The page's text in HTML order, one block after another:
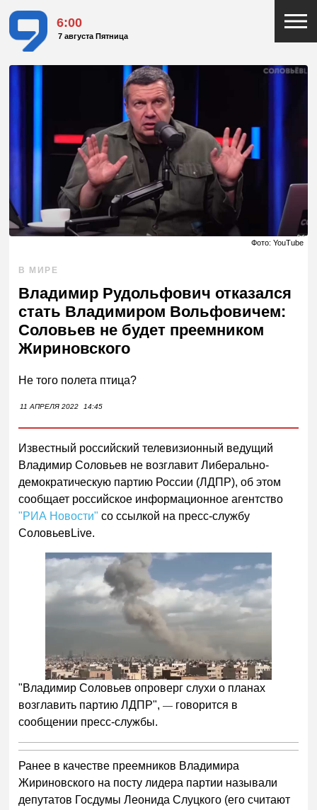
6:00
7 августа Пятница
Фото: YouTube
В МИРЕ
Владимир Рудольфович отказался
стать Владимиром Вольфовичем:
Соловьев не будет преемником
Жириновского
Не того полета птица?
11 АПРЕЛЯ 2022 14:45
Известный российский телевизионный ведущий
Владимир Соловьев не возглавит Либерально-
демократическую партию России (ЛДПР), об этом
сообщает российское информационное агентство
"РИА Новости" со ссылкой на пресс-службу
СоловьевLive.
"Владимир Соловьев опроверг слухи о планах
возглавить партию ЛДПР",— говорится в
сообщении пресс-службы.
Ранее в качестве преемников Владимира
Жириновского на посту лидера партии называли
депутатов Госдумы Леонида Слуцкого (его считают